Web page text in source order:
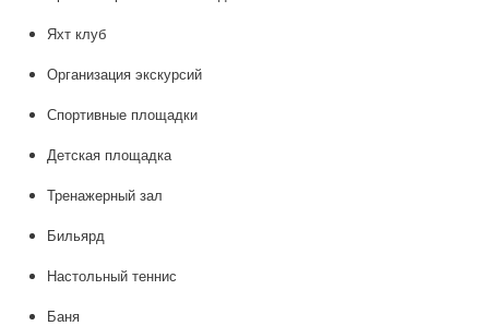
Яхт клуб
Организация экскурсий
Спортивные площадки
Детская площадка
Тренажерный зал
Бильярд
Настольный теннис
Баня